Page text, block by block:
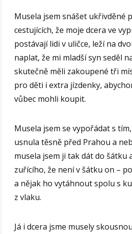
Musela jsem snášet ukřivděné
cestujících, že moje dcera ve
postávají lidi v uličce, leží na
naplat, že mi mladší syn seděl
skutečně měli zakoupené tři
pro děti i extra jízdenky,
vůbec mohli koupit.
Musela jsem se vypořádat s
usnula těsně před Prahou a
musela jsem ji tak dát do šátku
zuřícího, že není v šátku on –
a nějak ho vytáhnout spolu s
z vlaku.
Já i dcera jsme musely